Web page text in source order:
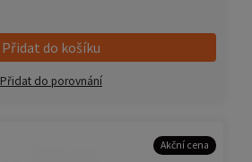
Přidat do košíku
Přidat do porovnání
Akční cena